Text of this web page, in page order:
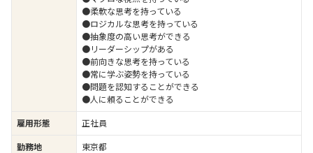
●柔軟な思考を持っている
●ロジカルな思考を持っている
●抽象度の高い思考ができる
●リーダーシップがある
●前向きな思考を持っている
●常に学ぶ姿勢を持っている
●問題を認知することができる
●人に頼ることができる
雇用形態
正社員
勤務地
東京都